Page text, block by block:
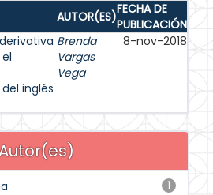
AUTOR(ES)FECHA DE
PUBLICACIÓN
inglés
Brenda
Vargas
Vega
8-nov-2018
1